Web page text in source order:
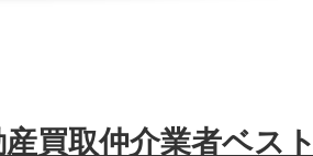
買取仲介業者ベス